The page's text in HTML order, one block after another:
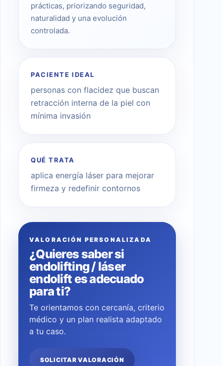
prácticas, priorizando seguridad,
naturalidad y una evolución
controlada.
PACIENTE IDEAL
personas con flacidez que buscan
retracción interna de la piel con
mínima invasión
QUÉ TRATA
aplica energía láser para mejorar
firmeza y redefinir contornos
VALORACIÓN PERSONALIZADA
¿Quieres saber si
endolifting / láser
endolift es adecuado
para ti?
Te orientamos con cercanía, criterio
médico y un plan realista adaptado
a tu caso.
SOLICITAR VALORACIÓN